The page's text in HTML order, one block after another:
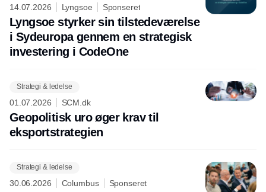
14.07.2026 Lyngsoe Sponseret
Lyngsoe styrker sin tilstedeværelse
i Sydeuropa gennem en strategisk
investering i CodeOne
Strategi & ledelse
01.07.2026 SCM.dk
Geopolitisk uro øger krav til
eksportstrategien
Strategi & ledelse
30.06.2026 Columbus Sponseret